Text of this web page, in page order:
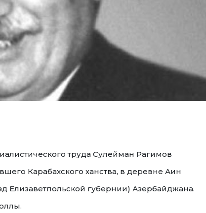
труда Сулейман Рагимов
Карабахского ханства, в деревне Аин
Елизаветпольской губернии) Азербайджана.